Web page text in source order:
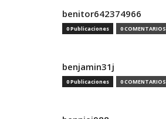
benitor642374966
0 Publicaciones 0 COMENTARIOS
benjamin31j
0 Publicaciones 0 COMENTARIOS